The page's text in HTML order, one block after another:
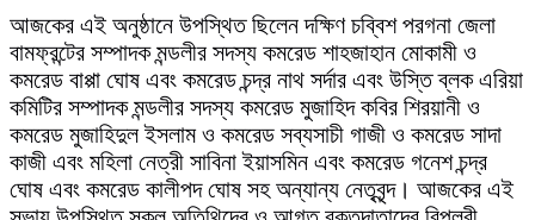
আজকের এই অনুষ্ঠানে উপস্থিত ছিলেন দক্ষিণ চব্বিশ পরগনা জেলা
বামফ্রন্টের সম্পাদক মন্ডলীর সদস্য কমরেড শাহজাহান মোকামী ও
কমরেড বাপ্পা ঘোষ এবং কমরেড চন্দ্র নাথ সর্দার এবং উস্তি ব্লক এরিয়া
কমিটির সম্পাদক মন্ডলীর সদস্য কমরেড মুজাহিদ কবির শিরয়ানী ও
কমরেড মুজাহিদুল ইসলাম ও কমরেড সব্যসাচী গাজী ও কমরেড সাদা
কাজী এবং মহিলা নেত্রী সাবিনা ইয়াসমিন এবং কমরেড গনেশ চন্দ্র
ঘোষ এবং কমরেড কালীপদ ঘোষ সহ অন্যান্য নেতৃবৃন্দ। আজকের এই